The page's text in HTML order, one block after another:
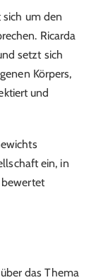
sich um den
Ricarda
setzt sich
Körpers,
und
ein, in
das Thema